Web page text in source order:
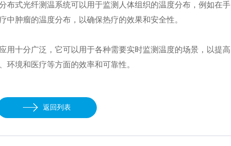
式光纤测温系统可以用于监测人体组织的温度分布，例如在手
中肿瘤的温度分布，以确保热疗的效果和安全性。
十分广泛，它可以用于各种需要实时监测温度的场景，以提高
环境和医疗等方面的效率和可靠性。
返回列表